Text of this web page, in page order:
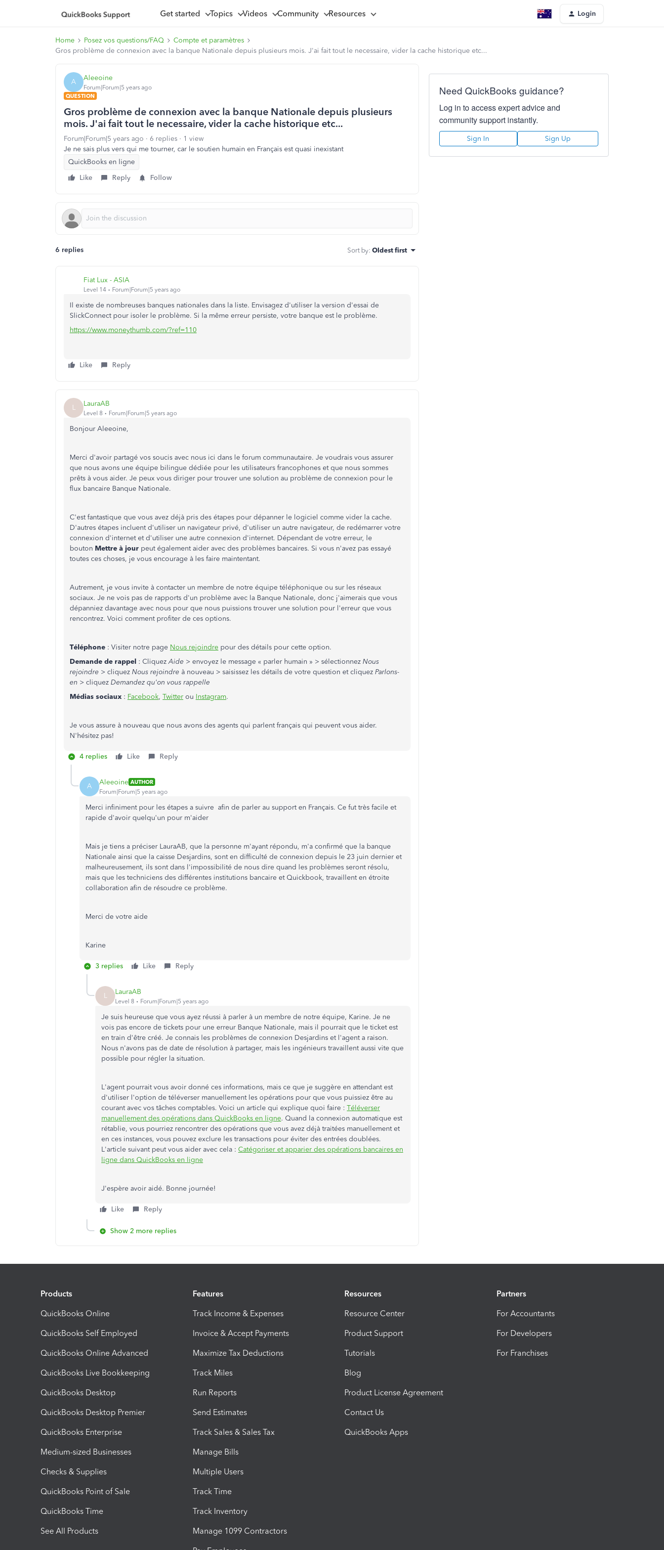
Get started Topics Videos Community Resources Login
Home Posez vos questions/FAQ
Compte et paramètres
Gros problème de connexion avec la banque Nationale depuis plusieurs mois. J'ai fait tout le necessaire, vider la cache historique etc...
A Aleeoine
Forum|Forum|5 years ago
QUESTION
Gros problème de connexion avec la banque Nationale depuis plusieurs
mois. J'ai fait tout le necessaire, vider la cache historique etc...
Forum|Forum|5 years ago 6 replies
1 view
Je ne sais plus vers qui me tourner, car le soutien humain en Français est quasi inexistant
QuickBooks en ligne
Like
Reply Follow
6 replies Sort by: Oldest first
Fiat Lux - ASIA
Level 14 Forum|Forum|5 years ago
Il existe de nombreuses banques nationales dans la liste. Envisagez d'utiliser la version d'essai de
SlickConnect pour isoler le problème. Si la même erreur persiste, votre banque est le problème.
https://www.moneythumb.com/?ref=110
Like Reply
L LauraAB
Level 8 Forum|Forum|5 years ago
Bonjour Aleeoine,
Merci d'avoir partagé vos soucis avec nous ici dans le forum communautaire. Je voudrais vous assurer
que nous avons une équipe bilingue dédiée pour les utilisateurs francophones et que nous sommes
prêts à vous aider. Je peux vous diriger pour trouver une solution au problème de connexion pour le
flux bancaire Banque Nationale.
C'est fantastique que vous avez déjà pris des étapes pour dépanner le logiciel comme vider la cache.
D'autres étapes incluent d'utiliser un navigateur privé, d'utiliser un autre navigateur, de redémarrer votre
connexion d'internet et d'utiliser une autre connexion d'internet. Dépendant de votre erreur, le
bouton Mettre à jour peut également aider avec des problèmes bancaires. Si vous n'avez pas essayé
toutes ces choses, je vous encourage à les faire maintentant.
Autrement, je vous invite à contacter un membre de notre équipe téléphonique ou sur les réseaux
sociaux. Je ne vois pas de rapports d'un problème avec la Banque Nationale, donc j'aimerais que vous
dépanniez davantage avec nous pour que nous puissions trouver une solution pour l'erreur que vous
rencontrez. Voici comment profiter de ces options.
Téléphone : Visiter notre page Nous rejoindre pour des détails pour cette option.
Demande de rappel : CliquezAide > envoyez le message « parler humain » > sélectionnez Nous
rejoindre > cliquez Nous rejoindre à nouveau > saisissez les détails de votre question et cliquez Parlons-
en > cliquez Demandez qu'on vous rappelle
Médias sociaux : Facebook, Twitter ou Instagram.
Je vous assure à nouveau que nous avons des agents qui parlent français qui peuvent vous aider.
N'hésitez pas!
4 replies Like Reply
A Aleeoine AUTHOR
Forum|Forum|5 years ago
Merci infiniment pour les étapes a suivre afin de parler au support en Français. Ce fut très facile et
rapide d'avoir quelqu'un pour m'aider
Mais je tiens a préciser LauraAB, que la personne m'ayant répondu, m'a confirmé que la banque
Nationale ainsi que la caisse Desjardins, sont en difficulté de connexion depuis le 23 juin dernier et
malheureusement, ils sont dans l'impossibilité de nous dire quand les problèmes seront résolu,
mais que les techniciens des différentes institutions bancaire et Quickbook, travaillent en étroite
collaboration afin de résoudre ce problème.
Merci de votre aide
Karine
3 replies Like Reply
L LauraAB
Level 8 Forum|Forum|5 years ago
Je suis heureuse que vous ayez réussi à parler à un membre de notre équipe, Karine. Je ne
vois pas encore de tickets pour une erreur Banque Nationale, mais il pourrait que le ticket est
en train d'être créé. Je connais les problèmes de connexion Desjardins et l'agent a raison.
Nous n'avons pas de date de résolution à partager, mais les ingénieurs travaillent aussi vite que
possible pour régler la situation.
L'agent pourrait vous avoir donné ces informations, mais ce que je suggère en attendant est
d'utiliser l'option de téléverser manuellement les opérations pour que vous puissiez être au
courant avec vos tâches comptables. Voici un article qui explique quoi faire : Téléverser
manuellement des opérations dans QuickBooks en ligne. Quand la connexion automatique est
rétablie, vous pourriez rencontrer des opérations que vous avez déjà traitées manuellement et
en ces instances, vous pouvez exclure les transactions pour éviter des entrées doublées.
L'article suivant peut vous aider avec cela : Catégoriser et apparier des opérations bancaires en
ligne dans QuickBooks en ligne
J'espère avoir aidé. Bonne journée!
Like Reply
Show 2 more replies
Need QuickBooks guidance?
Log in to access expert advice and
community support instantly.
Sign In Sign Up
Products
QuickBooks Online
QuickBooks Self Employed
QuickBooks Online Advanced
QuickBooks Live Bookkeeping
QuickBooks Desktop
QuickBooks Desktop Premier
QuickBooks Enterprise
Medium-sized Businesses
Checks & Supplies
QuickBooks Point of Sale
QuickBooks Time
See All Products
Features
Track Income & Expenses
Invoice & Accept Payments
Maximize Tax Deductions
Track Miles
Run Reports
Send Estimates
Track Sales & Sales Tax
Manage Bills
Multiple Users
Track Time
Track Inventory
Manage 1099 Contractors
Resources
Resource Center
Product Support
Tutorials
Blog
Product License Agreement
Contact Us
QuickBooks Apps
Partners
For Accountants
For Developers
For Franchises